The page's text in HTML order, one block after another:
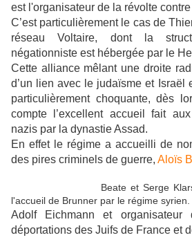
est l'organisateur de la révolte
C’est particulièrement le cas de
réseau Voltaire, dont la
négationniste est hébergée par le
Cette alliance mêlant une droite
d’un lien avec le judaïsme et Israël
particulièrement choquante, dès
compte l’excellent accueil fait
nazis par la dynastie Assad.
En effet le régime a accueilli de
des pires criminels de guerre, Aloïs
Beate et Serge Klarsfeld
l'accueil de Brunner par le régime syrien.
Adolf Eichmann et organisateur
déportations des Juifs de France et